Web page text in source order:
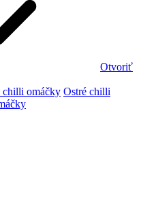
Otvoriť
chilli omáčky Ostré chilli